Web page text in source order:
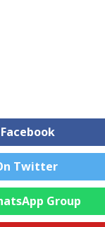
Twitter
Group